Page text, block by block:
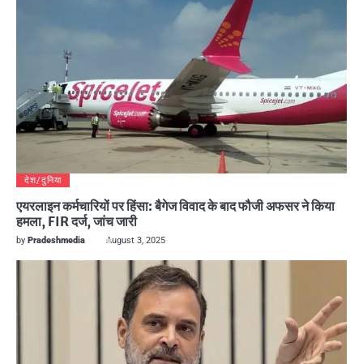
देश/दुनिया
एयरलाइन कर्मचारियों पर हिंसा: बैगेज विवाद के बाद फौजी अफसर ने किया
हमला, FIR दर्ज, जांच जारी
by Pradeshmedia August 3, 2025